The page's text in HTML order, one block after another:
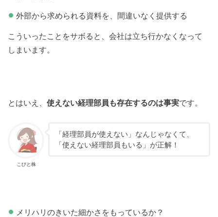
外部から求められる資料を、間違いなく提供する
こういったことをサボると、会社は立ち行かなくなって
しまいます。
とはいえ、使えない経理部員も存在するのは事実です。
こびと株
「経理部員が使えない」なんじゃなくて、
「使えない経理部員もいる」が正解！
メリハリのきいた細かさをもっているか？